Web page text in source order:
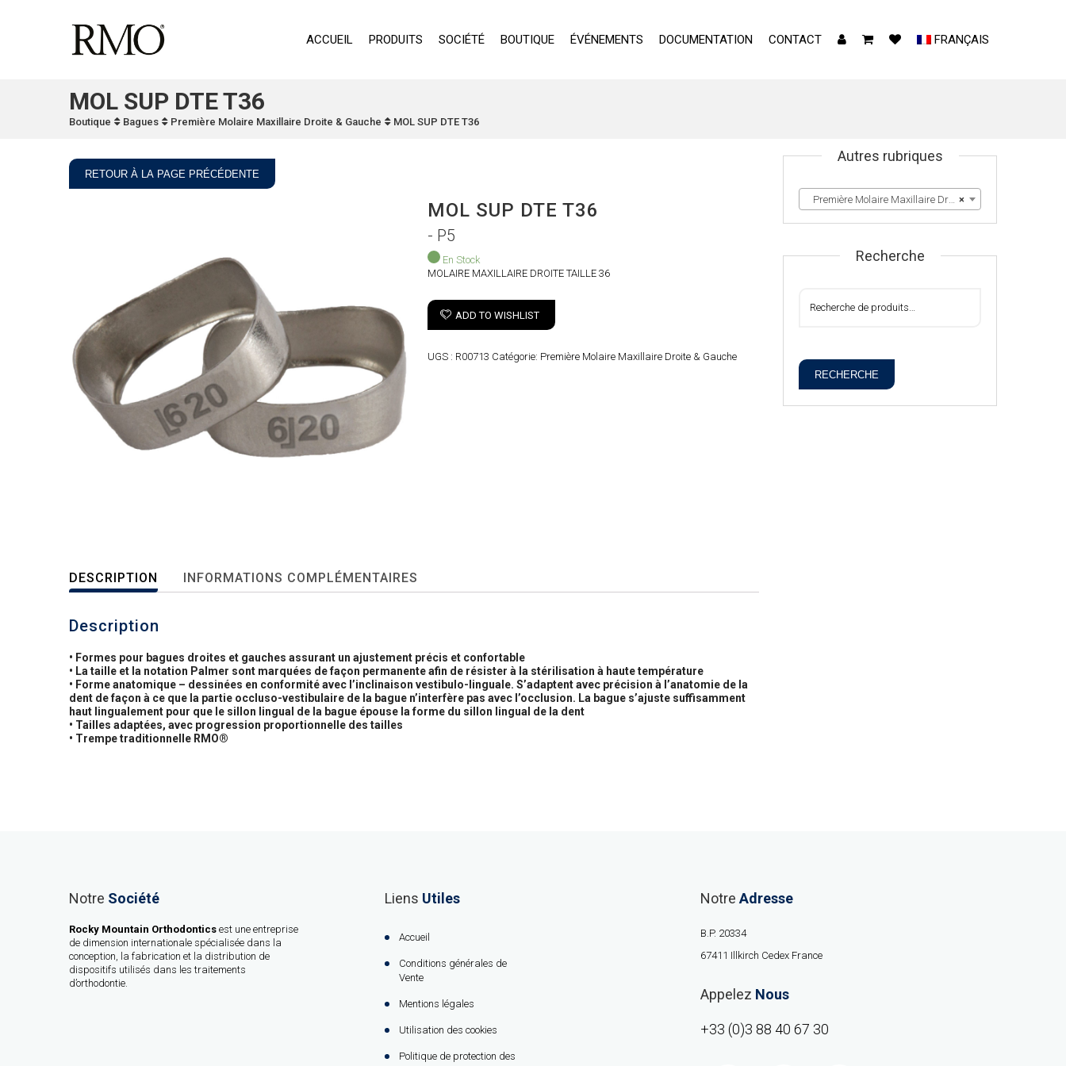
ACCUEIL PRODUITS SOCIÉTÉ BOUTIQUE ÉVÉNEMENTS DOCUMENTATION CONTACT FRANÇAIS
MOL SUP DTE T36
Boutique Bagues Première Molaire Maxillaire Droite & Gauche MOL SUP DTE T36
RETOUR À LA PAGE PRÉCÉDENTE
MOL SUP DTE T36
- P5
En Stock
MOLAIRE MAXILLAIRE DROITE TAILLE 36
ADD TO WISHLIST
UGS : R00713 Catégorie: Première Molaire Maxillaire Droite & Gauche
DESCRIPTION INFORMATIONS COMPLÉMENTAIRES
Description
• Formes pour bagues droites et gauches assurant un ajustement précis et confortable
• La taille et la notation Palmer sont marquées de façon permanente afin de résister à la stérilisation à haute température
• Forme anatomique – dessinées en conformité avec l’inclinaison vestibulo-linguale. S’adaptent avec précision à l’anatomie de la
dent de façon à ce que la partie occluso-vestibulaire de la bague n’interfère pas avec l’occlusion. La bague s’ajuste suffisamment
haut lingualement pour que le sillon lingual de la bague épouse la forme du sillon lingual de la dent
• Tailles adaptées, avec progression proportionnelle des tailles
• Trempe traditionnelle RMO®
Autres rubriques
×
Première Molaire Maxillaire Droite & Gauche
Recherche
RECHERCHE
Notre Société
Rocky Mountain Orthodontics est une entreprise
de dimension internationale spécialisée dans la
conception, la fabrication et la distribution de
dispositifs utilisés dans les traitements
d’orthodontie.
Liens Utiles
Accueil
Conditions générales de
Vente
Mentions légales
Utilisation des cookies
Politique de protection des
Notre Adresse
B.P. 20334
67411 Illkirch Cedex France
Appelez Nous
+33 (0)3 88 40 67 30